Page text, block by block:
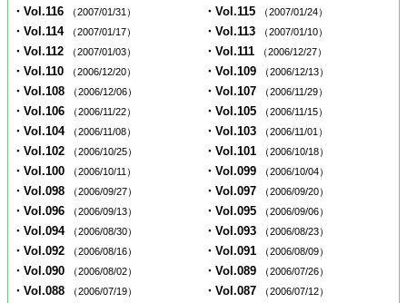
・Vol.116 （2007/01/31） ・Vol.115 （2007/01/24）
・Vol.114 （2007/01/17） ・Vol.113 （2007/01/10）
・Vol.112 （2007/01/03） ・Vol.111 （2006/12/27）
・Vol.110 （2006/12/20） ・Vol.109 （2006/12/13）
・Vol.108 （2006/12/06） ・Vol.107 （2006/11/29）
・Vol.106 （2006/11/22） ・Vol.105 （2006/11/15）
・Vol.104 （2006/11/08） ・Vol.103 （2006/11/01）
・Vol.102 （2006/10/25） ・Vol.101 （2006/10/18）
・Vol.100 （2006/10/11） ・Vol.099 （2006/10/04）
・Vol.098 （2006/09/27） ・Vol.097 （2006/09/20）
・Vol.096 （2006/09/13） ・Vol.095 （2006/09/06）
・Vol.094 （2006/08/30） ・Vol.093 （2006/08/23）
・Vol.092 （2006/08/16） ・Vol.091 （2006/08/09）
・Vol.090 （2006/08/02） ・Vol.089 （2006/07/26）
・Vol.088 （2006/07/19） ・Vol.087 （2006/07/12）